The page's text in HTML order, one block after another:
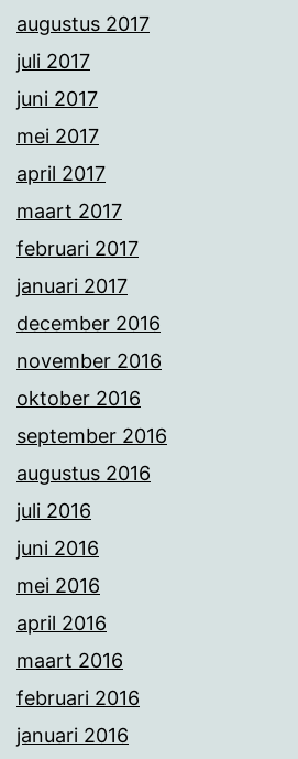
augustus 2017
juli 2017
juni 2017
mei 2017
april 2017
maart 2017
februari 2017
januari 2017
december 2016
november 2016
oktober 2016
september 2016
augustus 2016
juli 2016
juni 2016
mei 2016
april 2016
maart 2016
februari 2016
januari 2016